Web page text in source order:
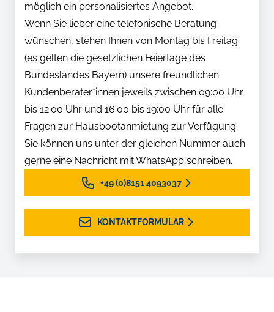
möglich ein personalisiertes Angebot.
Wenn Sie lieber eine telefonische Beratung
wünschen, stehen Ihnen von Montag bis Freitag
(es gelten die gesetzlichen Feiertage des
Bundeslandes Bayern) unsere freundlichen
Kundenberater*innen jeweils zwischen 09:00 Uhr
bis 12:00 Uhr und 16:00 bis 19:00 Uhr für alle
Fragen zur Hausbootanmietung zur Verfügung.
Sie können uns unter der gleichen Nummer auch
gerne eine Nachricht mit WhatsApp schreiben.
+49 (0)8151 4093037
KONTAKTFORMULAR